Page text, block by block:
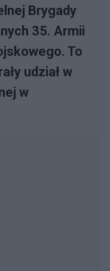
Brygady
35. Armii
To
udział w
w